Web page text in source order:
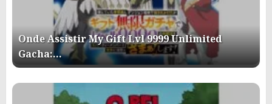
Onde Assistir My Gift Lvl 9999 Unlimited
Gacha:…